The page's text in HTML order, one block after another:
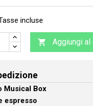
incluse
 Aggiungi al
Musical Box
espresso